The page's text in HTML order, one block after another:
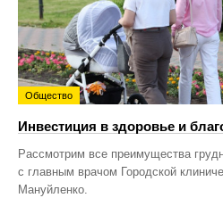
Общество
Инвестиция в здоровье и
Рассмотрим все преимущества
с главным врачом Городской
Мануйленко.